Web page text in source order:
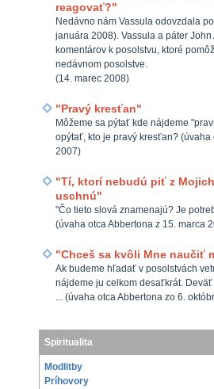
reagovať?"
Nedávno nám Vassula odovzdala
januára 2008). Vassula a páter
komentárov k posolstvu, ktoré
nedávnom posolstve.
(14. marec 2008)
"Pravý kresťan"
Môžeme sa pýtať kde nájdeme
opýtať, kto je pravý kresťan? (úvaha
2007)
"Tí, ktorí nebudú piť z
uschnú"
"Čo tieto slová znamenajú? Je
(úvaha otca Abbertona z 15. marca
"Chceš sa kvôli Mne naučiť
Ak budeme hľadať v posolstvách
nájdeme ju celkom desaťkrát.
... (úvaha otca Abbertona zo 6.
Spiritualita
Modlitby
Príhovory